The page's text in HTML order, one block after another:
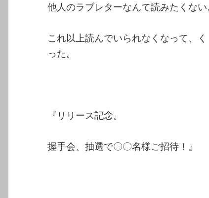
他人のラブレターなんて読みたくない
これ以上読んでいられなくなって、
った。
『リリース記念。
握手会、抽選で〇〇名様ご招待！』